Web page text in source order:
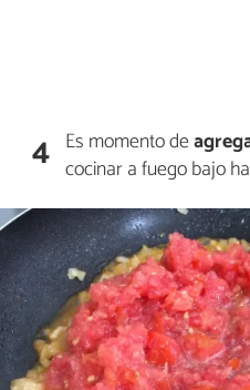
4 Es momento de
cocinar a fuego bajo